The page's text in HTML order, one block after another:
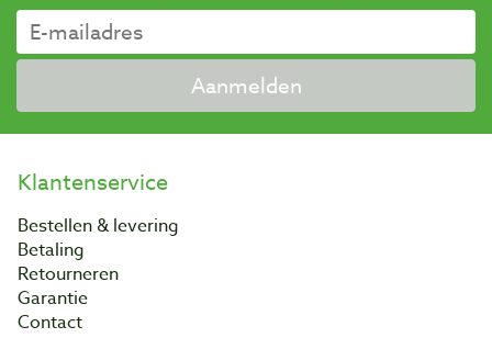
Aanmelden
Klantenservice
Bestellen & levering
Betaling
Retourneren
Garantie
Contact